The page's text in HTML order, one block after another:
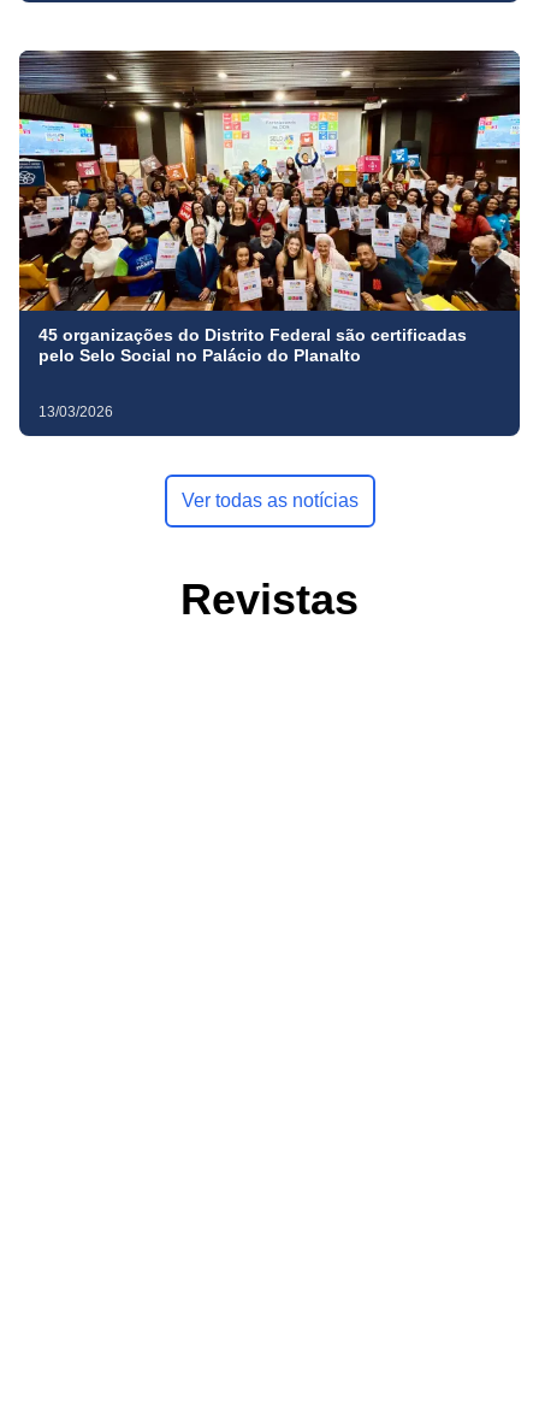
45 organizações do Distrito Federal são certificadas
pelo Selo Social no Palácio do Planalto
13/03/2026
Ver todas as notícias
Revistas